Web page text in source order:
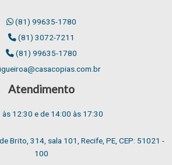
(81) 99635-1780
(81) 3072-7211
(81) 99635-1780
Atendimento
12:30 e de 14:00 às 17:30
Brito, 314, sala 101, Recife, PE, CEP: 51021 -
100